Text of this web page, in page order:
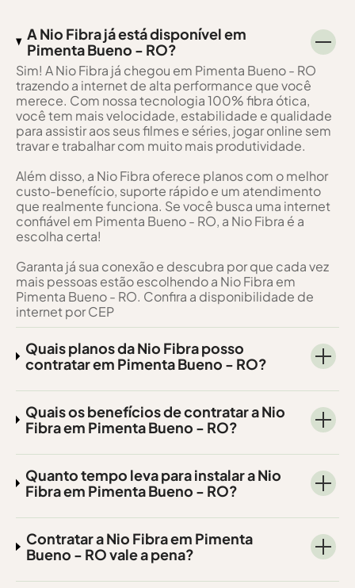
A Nio Fibra já está disponível em
Pimenta Bueno - RO?
Sim! A Nio Fibra já chegou em Pimenta Bueno - RO
trazendo a internet de alta performance que você
merece. Com nossa tecnologia 100% fibra ótica,
você tem mais velocidade, estabilidade e qualidade
para assistir aos seus filmes e séries, jogar online sem
travar e trabalhar com muito mais produtividade.
Além disso, a Nio Fibra oferece planos com o melhor
custo-benefício, suporte rápido e um atendimento
que realmente funciona. Se você busca uma internet
confiável em Pimenta Bueno - RO, a Nio Fibra é a
escolha certa!
Garanta já sua conexão e descubra por que cada vez
mais pessoas estão escolhendo a Nio Fibra em
Pimenta Bueno - RO. Confira a disponibilidade de
internet por CEP
Quais planos da Nio Fibra posso
contratar em Pimenta Bueno - RO?
Quais os benefícios de contratar a Nio
Fibra em Pimenta Bueno - RO?
Quanto tempo leva para instalar a Nio
Fibra em Pimenta Bueno - RO?
Contratar a Nio Fibra em Pimenta
Bueno - RO vale a pena?